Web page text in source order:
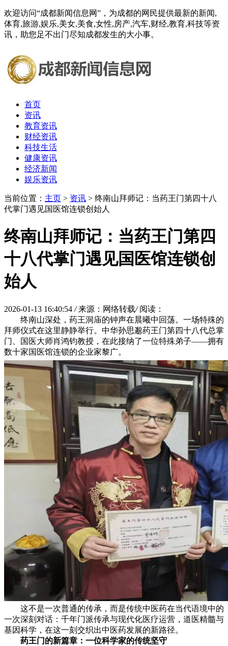
欢迎访问“成都新闻信息网”，为成都的网民提供最新的新闻,
体育,旅游,娱乐,美女,美食,女性,房产,汽车,财经,教育,科技等资
讯，助您足不出门尽知成都发生的大小事。
首页
资讯
教育资讯
财经资讯
科技生活
健康资讯
经济新闻
娱乐资讯
当前位置： 主页 > 资讯 > 终南山拜师记：当药王门第四十八
代掌门遇见国医馆连锁创始人
终南山拜师记：当药王门第四
十八代掌门遇见国医馆连锁创
始人
2026-01-13 16:40:54 / 来源：网络转载/ 阅读：
终南山深处，药王洞庙的钟声在晨曦中回荡。一场特殊的
拜师仪式在这里静静举行。中华孙思邈药王门第四十八代总掌
门、国医大师肖鸿钧教授，在此接纳了一位特殊弟子——拥有
数十家国医馆连锁的企业家黎广。
这不是一次普通的传承，而是传统中医药在当代语境中的
一次深刻对话：千年门派传承与现代化医疗运营，道医精髓与
基因科学，在这一刻交织出中医药发展的新路径。
药王门的新篇章：一位科学家的传统坚守